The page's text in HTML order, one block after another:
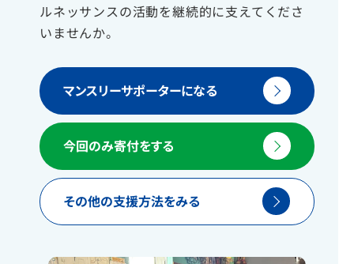
ルネッサンスの活動を継続的に支えてくださ
いませんか。
マンスリーサポーターになる
今回のみ寄付をする
その他の支援方法をみる